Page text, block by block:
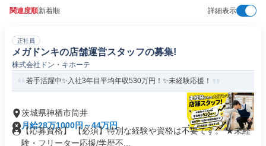
関連度順新着順 詳細表示
正社員
メガドンキの店舗運営スタッフの募集!
株式会社ドン・キホーテ
若手活躍中✨入社3年目平均年収530万円！✨未経験応援！
茨城県神栖市筒井
月給28万1000円～44万円
【応募資格】 【必須】特別な経験や資格は不要です。 ★未経
験・フリーター応援/学歴不...